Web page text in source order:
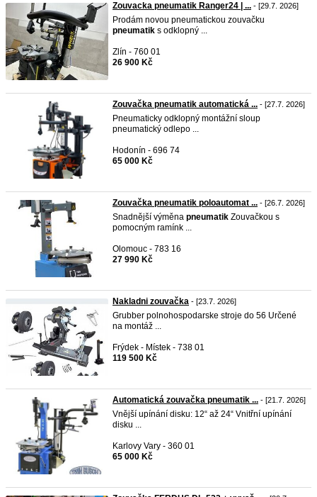
Zouvacka pneumatik Ranger24 | ... - [29.7. 2026]
Prodám novou pneumatickou zouvačku
pneumatik s odklopný ...
Zlín - 760 01
26 900 Kč
Zouvačka pneumatik automatická ... - [27.7. 2026]
Pneumaticky odklopný montážní sloup
pneumatický odlepo ...
Hodonín - 696 74
65 000 Kč
Zouvačka pneumatik poloautomat ... - [26.7. 2026]
Snadnější výměna pneumatik Zouvačkou s
pomocným ramínk ...
Olomouc - 783 16
27 990 Kč
Nakladni zouvačka - [23.7. 2026]
Grubber polnohospodarske stroje do 56 Určené
na montáž ...
Frýdek - Místek - 738 01
119 500 Kč
Automatická zouvačka pneumatik ... - [21.7. 2026]
Vnější upínání disku: 12“ až 24“ Vnitřní upínání
disku ...
Karlovy Vary - 360 01
65 000 Kč